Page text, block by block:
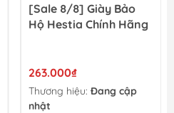
[Sale 8/8] Giày Bảo
Hộ Hestia Chính Hãng
263.000₫
Thương hiệu: Đang cập
nhật